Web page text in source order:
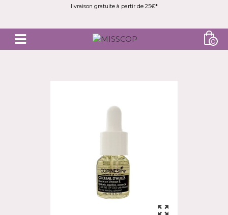
livraison gratuite à partir de 25€*
0